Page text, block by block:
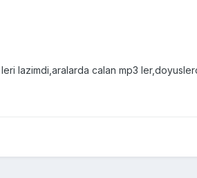
lazimdi,aralarda calan mp3